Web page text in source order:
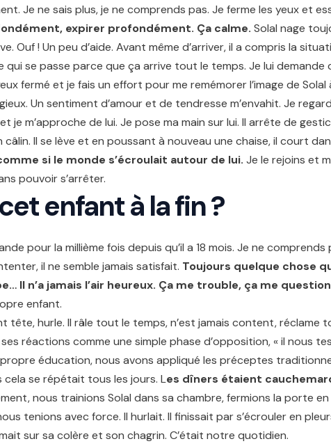
Je ne sais plus, je ne comprends pas. Je ferme les yeux et
expirer profondément. Ça calme. Solal nage
Ouf ! Un peu d’aide. Avant même d’arriver, il a compris la
qui se passe parce que ça arrive tout le temps. Je lui demande
fermé et je fais un effort pour me remémorer l’image de
Un sentiment d’amour et de tendresse m’envahit. Je
je m’approche de lui. Je pose ma main sur lui. Il arrête de
câlin. Il se lève et en poussant à nouveau une chaise, il court
si le monde s’écroulait autour de lui. Je le rejoins et
pouvoir s’arrêter.
enfant à la fin ?
pour la millième fois depuis qu’il a 18 mois. Je ne
il ne semble jamais satisfait. Toujours quelque chose
Il n’a jamais l’air heureux. Ça me trouble, ça me
enfant.
tête, hurle. Il râle tout le temps, n’est jamais content, réclame
réactions comme une simple phase d’opposition, « il nous
éducation, nous avons appliqué les préceptes
cela se répétait tous les jours. Les dîners étaient
nous trainions Solal dans sa chambre, fermions la porte
tenions avec force. Il hurlait. Il finissait par s’écrouler en
sur sa colère et son chagrin. C’était notre quotidien.